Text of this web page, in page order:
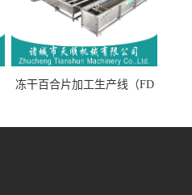
冻干百合片加工生产线（FD
线）